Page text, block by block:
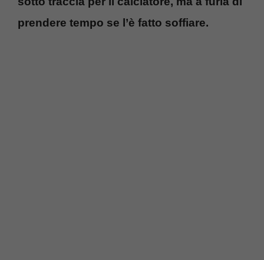
prendere tempo se l’è fatto soffiare.